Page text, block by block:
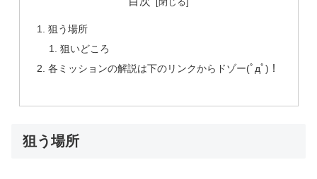
狙う場所
狙いどころ
各ミッションの解説は下のリンクからドゾー(ﾟдﾟ)！
狙う場所